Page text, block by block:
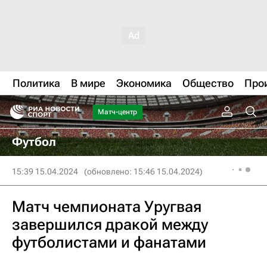
Политика В мире Экономика Общество
Матч-центр
Футбол
15:39 15.04.2024 (обновлено: 15:46 15.04.2024)
Матч чемпионата Уругвая
завершился дракой между
футболистами и фанатами